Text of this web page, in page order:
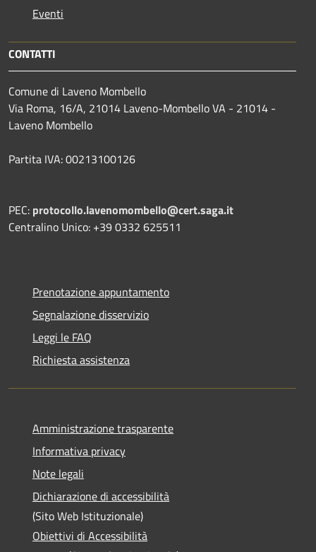
Eventi
CONTATTI
Comune di Laveno Mombello
Via Roma, 16/A, 21014 Laveno-Mombello VA - 21014 -
Laveno Mombello
Partita IVA: 00213100126
PEC: protocollo.lavenomombello@cert.saga.it
Centralino Unico: +39 0332 625511
Prenotazione appuntamento
Segnalazione disservizio
Leggi le FAQ
Richiesta assistenza
Amministrazione trasparente
Informativa privacy
Note legali
Dichiarazione di accessibilità
(Sito Web Istituzionale)
Obiettivi di Accessibilità